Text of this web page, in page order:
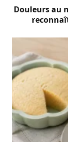
Douleurs au